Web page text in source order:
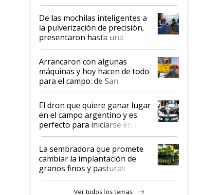
De las mochilas inteligentes a
la pulverización de precisión,
presentaron hasta una
hidrolavadora de agua caliente:
Jacto en la Expo Rural 2026
Arrancaron con algunas
máquinas y hoy hacen de todo
para el campo: de San
Francisco al corazón de
Palermo, Akron y una amplia
gama de productos en la Expo
Rural
El dron que quiere ganar lugar
en el campo argentino y es
perfecto para iniciarse en la
actividad
La sembradora que promete
cambiar la implantación de
granos finos y pasturas
Ver todos los temas